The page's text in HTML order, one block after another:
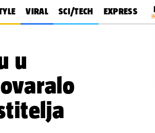
VIRAL SCI/TECH EXPRESS
u